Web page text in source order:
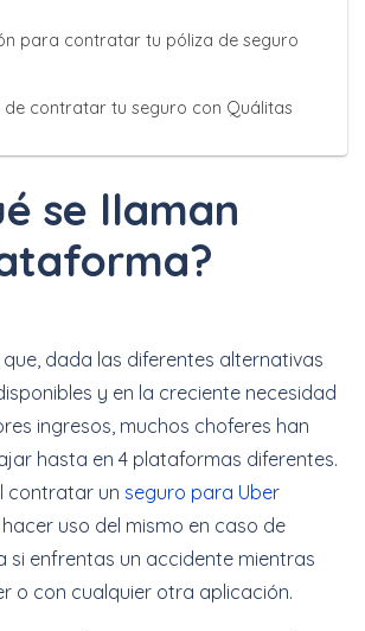
para contratar tu póliza de seguro
de contratar tu seguro con Quálitas
se llaman
dada las diferentes alternativas
y en la creciente necesidad
ingresos, muchos choferes han
hasta en 4 plataformas diferentes.
contratar un seguro para Uber
uso del mismo en caso de
si enfrentas un accidente mientras
o con cualquier otra aplicación.